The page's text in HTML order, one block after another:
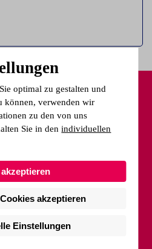
wir Sie
wünschen eine kostenfreie
weiter.
optimal zu gestalten und
können, verwenden wir
zu den von uns
Sie in denindividuellen
akzeptieren
Einstellungen